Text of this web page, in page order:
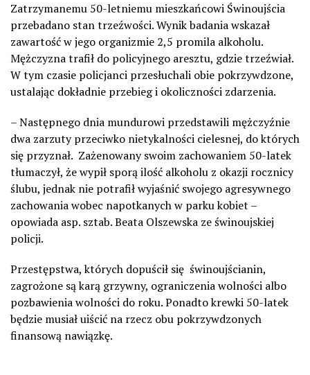
Zatrzymanemu 50-letniemu mieszkańcowi Świnoujścia
przebadano stan trzeźwości. Wynik badania wskazał
zawartość w jego organizmie 2,5 promila alkoholu.
Mężczyzna trafił do policyjnego aresztu, gdzie trzeźwiał.
W tym czasie policjanci przesłuchali obie pokrzywdzone,
ustalając dokładnie przebieg i okoliczności zdarzenia.
– Następnego dnia mundurowi przedstawili mężczyźnie
dwa zarzuty przeciwko nietykalności cielesnej, do których
się przyznał. Zażenowany swoim zachowaniem 50-latek
tłumaczył, że wypił sporą ilość alkoholu z okazji rocznicy
ślubu, jednak nie potrafił wyjaśnić swojego agresywnego
zachowania wobec napotkanych w parku kobiet –
opowiada asp. sztab. Beata Olszewska ze świnoujskiej
policji.
Przestępstwa, których dopuścił się świnoujścianin,
zagrożone są karą grzywny, ograniczenia wolności albo
pozbawienia wolności do roku. Ponadto krewki 50-latek
będzie musiał uiścić na rzecz obu pokrzywdzonych
finansową nawiązkę.